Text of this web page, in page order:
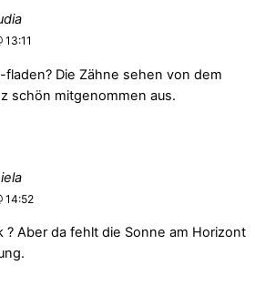
13:11
fladen? Die Zähne sehen von dem
schön mitgenommen aus.
14:52
? Aber da fehlt die Sonne am Horizont